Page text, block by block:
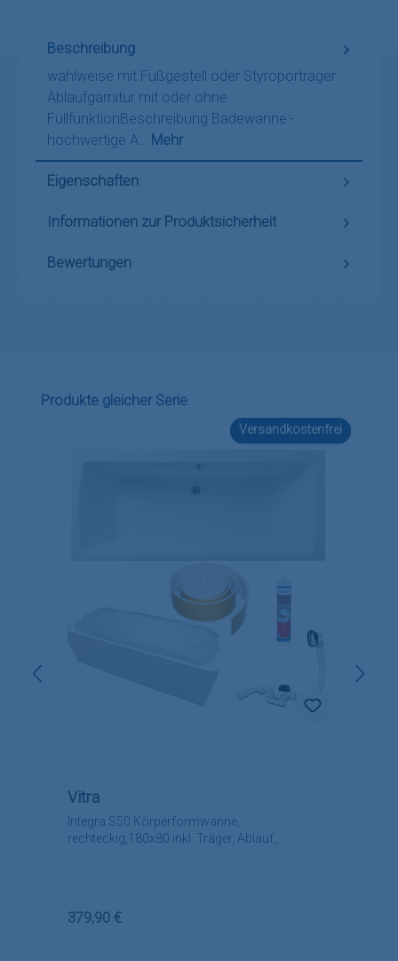
Beschreibung
wahlweise mit Fußgestell oder Styroporträger
Ablaufgarnitur mit oder ohne
FüllfunktionBeschreibung Badewanne:-
hochwertige A… Mehr
Eigenschaften
Informationen zur Produktsicherheit
Bewertungen
Produktgalerie überspringen
Produkte gleicher Serie
Versandkostenfrei
Integra S50 Körperformwanne,
rechteckig,180x80 inkl. Träger, Ablauf,
Vitra
Regulärer Preis:
379,90 €